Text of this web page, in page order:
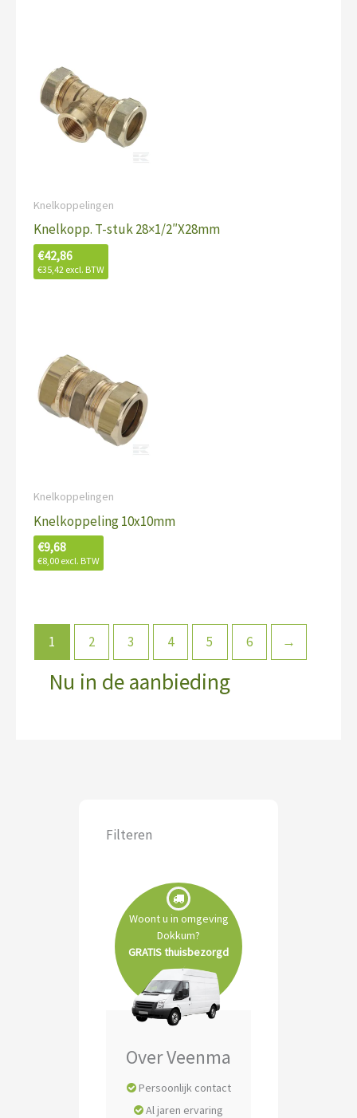
Knelkoppelingen
Knelkopp. T-stuk 28×1/2″X28mm
€42,86
€35,42 excl. BTW
Knelkoppelingen
Knelkoppeling 10x10mm
€9,68
€8,00 excl. BTW
1 2 3 4 5 6 →
Nu in de aanbieding
Filteren
Woont u in omgeving
Dokkum?
GRATIS thuisbezorgd
Over Veenma
Persoonlijk contact
Al jaren ervaring